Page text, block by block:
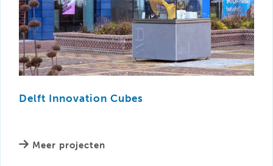
Delft Innovation Cubes
Meer projecten